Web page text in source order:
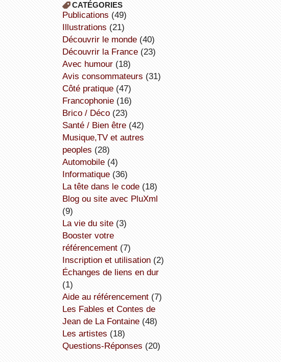
CATÉGORIES
publications (49)
illustrations (21)
découvrir le monde(40)
découvrir la France(23)
avec humour(18)
avis consommateurs (31)
côté pratique(47)
Francophonie(16)
Brico / Déco(23)
Santé / Bien être(42)
Musique,TV et autres
peoples (28)
Automobile(4)
informatique(36)
la tête dans le code(18)
Blog ou site avec PluXml
(9)
la vie du site(3)
booster votre
référencement(7)
inscription et utilisation(2)
échanges de liens en dur
(1)
aide au référencement(7)
Les Fables et Contes de
Jean de La Fontaine(48)
Les artistes (18)
Questions-Réponses (20)